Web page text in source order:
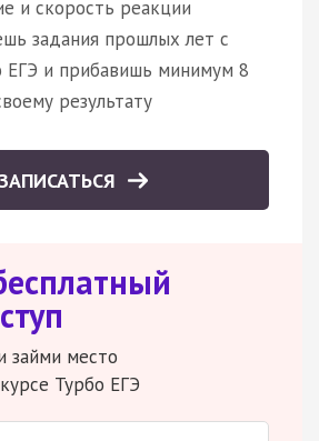
и скорость реакции
задания прошлых лет с
ЕГЭ и прибавишь минимум 8
результату
займи место
Турбо ЕГЭ